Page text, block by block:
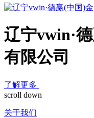
辽宁vwin·
有限公司
了解更多
scroll down
关于我们